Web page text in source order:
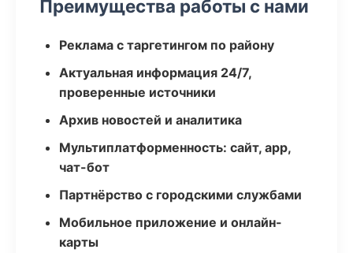
Преимущества работы с нами
Реклама с таргетингом по району
Актуальная информация 24/7,
проверенные источники
Архив новостей и аналитика
Мультиплатформенность: сайт, app,
чат-бот
Партнёрство с городскими службами
Мобильное приложение и онлайн-
карты